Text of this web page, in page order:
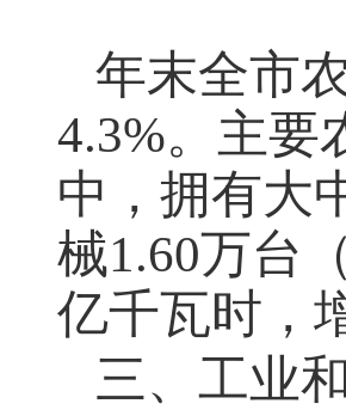
年末全市
4.3%。主要
中，拥有大
械1.60万台
亿千瓦时，
三、工业